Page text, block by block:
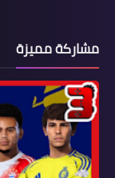
مشاركة مميزة